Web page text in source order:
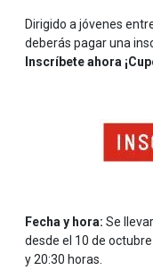
Dirigido a jóvenes
deberás pagar una
Inscríbete ahora
Fecha y hora: Se
desde el 10 de
y 20:30 horas.